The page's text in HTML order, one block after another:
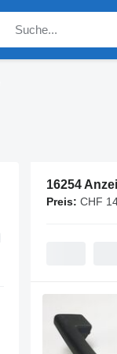
16254
Preis: CHF